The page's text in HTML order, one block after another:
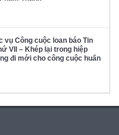
vụ Công cuộc loan báo Tin
VII – Khép lại trong hiệp
đi mới cho công cuộc huấn